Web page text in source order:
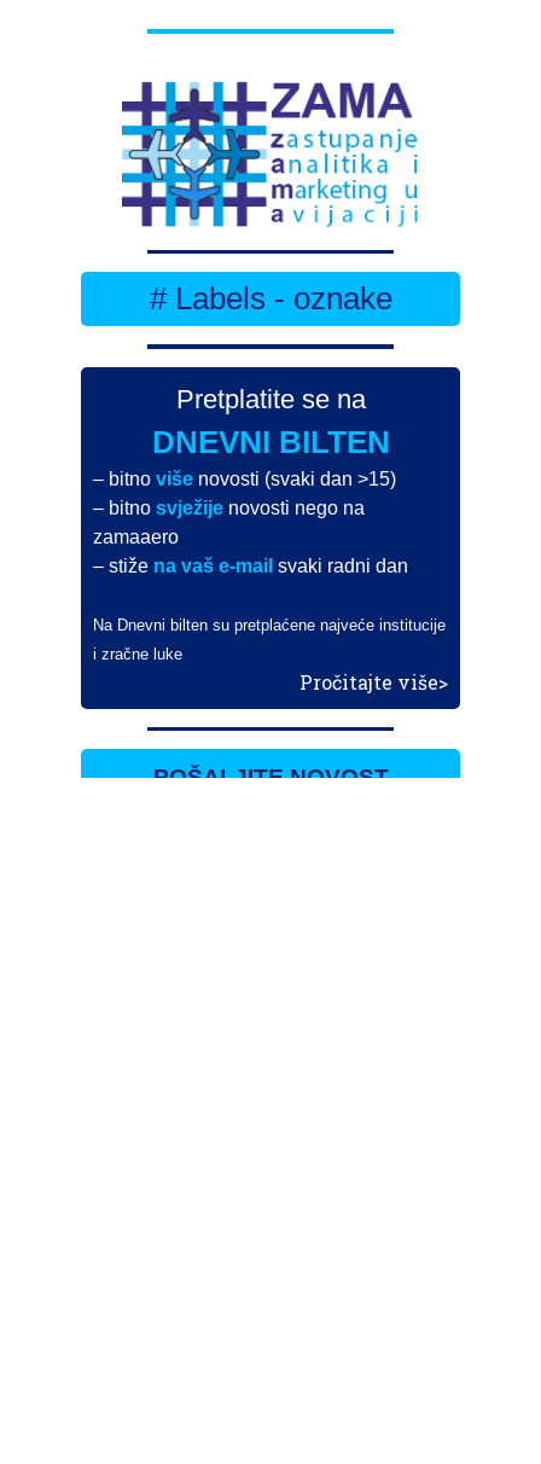
# Labels - oznake
Pretplatite se na
DNEVNI BILTEN
– bitnoviše novosti (svaki dan >15)
– bitnosvježije novosti nego na
zamaaero
– stiže na vaš e-mail svaki radni dan
Na Dnevni bilten su pretplaćene najveće institucije
i zračne luke
Pročitajte više>
POŠALJITE NOVOST